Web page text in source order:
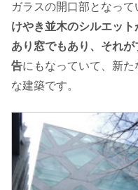
ガラスの開口部となって
けやき並木のシルエッ
あり窓でもあり、それ
告にもなっていて、新
な建築です。